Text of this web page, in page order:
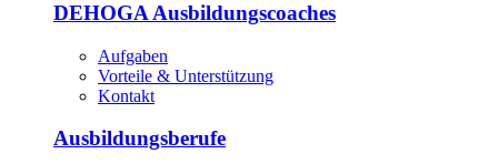
DEHOGA Ausbildungscoaches
Aufgaben
Vorteile & Unterstützung
Kontakt
Ausbildungsberufe